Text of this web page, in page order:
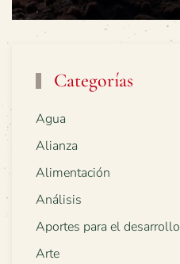
Categorías
Agua
Alianza
Alimentación
Análisis
Aportes para el desarrollo
Arte